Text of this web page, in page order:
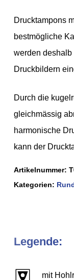
Drucktampons
bestmögliche
werden
Druckbildern
Durch die
gleichmässig
harmonische
kann der
Artikelnummer:
Kategorien:
Legende:
mit